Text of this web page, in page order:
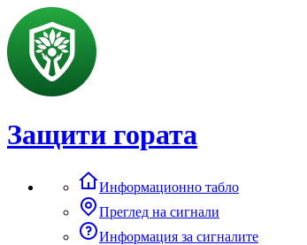
Защити гората
Информационно табло
Преглед на сигнали
Информация за сигналите